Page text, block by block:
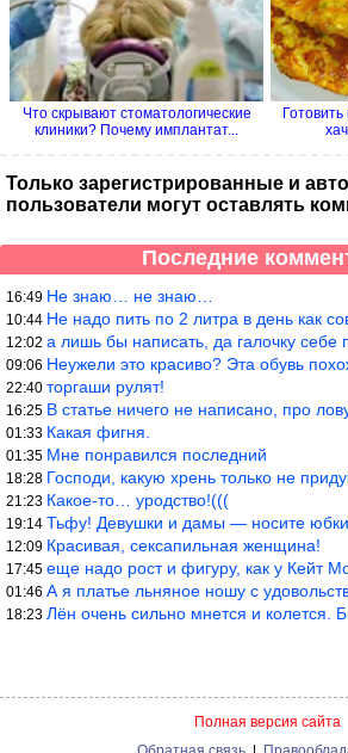
Что скрывают стоматологические
клиники? Почему имплантат...
Только зарегистрированные и
пользователи могут оставлять
Последние
16:49 Не знаю… не знаю…
10:44 Не надо пить по 2 литра в день как
12:02 а лишь бы написать, да галочку себе
09:06 Неужели это красиво? Эта обувь похожа на
22:40 торгаши рулят!
16:25 В статье ничего не написано, про ловушки
01:33 Какая фигня.
01:35 Мне понравился последний
18:28 Господи, какую хрень только не
21:23 Какое-то… уродство!(((
19:14 Тьфу! Девушки и дамы — носите
12:09 Красивая, сексапильная женщина!
17:45 еще надо рост и фигуру, как у Кейт Мос в
01:46 А я платье льняное ношу с
18:23 Лён очень сильно мнется и колется. Был у
Полная версия сайта